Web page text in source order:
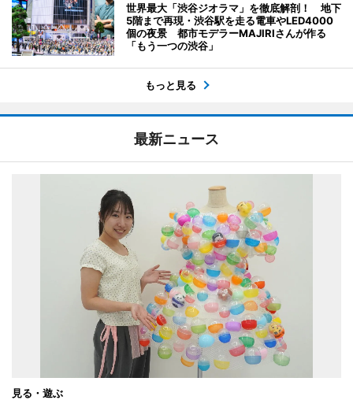
世界最大「渋谷ジオラマ」を徹底解剖！ 地下
5階まで再現・渋谷駅を走る電車やLED4000
個の夜景 都市モデラーMAJIRIさんが作る
「もう一つの渋谷」
もっと見る
最新ニュース
見る・遊ぶ